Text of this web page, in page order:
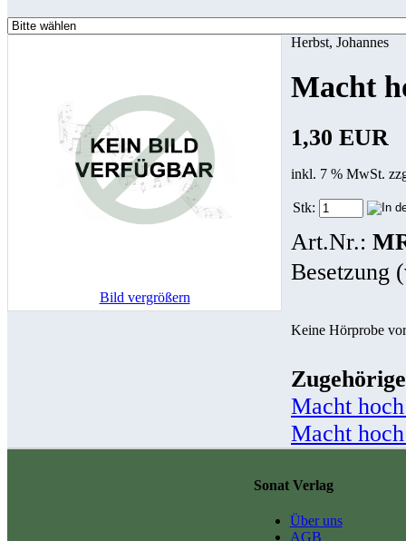
Bild vergrößern
Herbst, Johannes
Macht
1,30 EUR
inkl. 7 % MwSt.
Stk:
Art.Nr.:
Besetzung
Keine Hörprobe
Macht
Macht
Sonat Verlag
Über uns
AGB